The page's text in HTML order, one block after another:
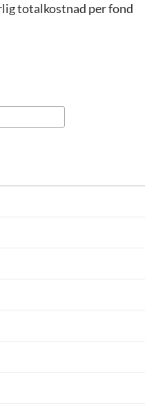
totalkostnad per fond